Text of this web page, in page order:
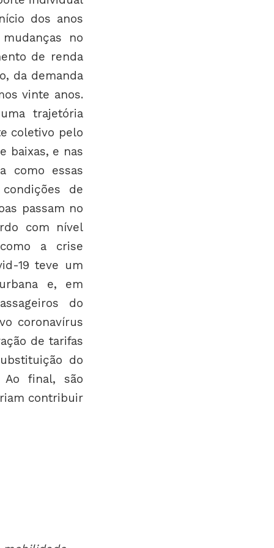
dos anos
no
de renda
da demanda
vinte anos.
trajetória
coletivo pelo
baixas, e nas
como essas
de
passam no
com nível
a crise
19 teve um
e, em
do
coronavírus
de tarifas
do
Ao final, são
contribuir